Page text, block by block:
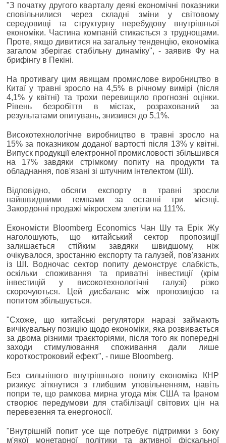
"З початку другого кварталу деякі економічні показники
сповільнилися через складні зміни у світовому
середовищі та структурну перебудову внутрішньої
економіки. Частина компаній стикається з труднощами.
Проте, якщо дивитися на загальну тенденцію, економіка
загалом зберігає стабільну динаміку", - заявив Фу на
брифінгу в Пекіні.
На противагу цим явищам промислове виробництво в
Китаї у травні зросло на 4,5% в річному вимірі (після
4,1% у квітні) та трохи перевищило прогнозні оцінки.
Рівень безробіття в містах, розрахований за
результатами опитувань, знизився до 5,1%.
Високотехнологічне виробництво в травні зросло на
15% за показником доданої вартості після 13% у квітні.
Випуск продукції електронної промисловості збільшився
на 17% завдяки стрімкому попиту на продукти та
обладнання, пов'язані зі штучним інтелектом (ШІ).
Відповідно, обсяги експорту в травні зросли
найшвидшими темпами за останні три місяці.
Закордонні продажі мікросхем злетіли на 111%.
Економісти Bloomberg Economics Чан Шу та Ерік Жу
наголошують, що китайський сектор пропозиції
залишається стійким завдяки швидшому, ніж
очікувалося, зростанню експорту та галузей, пов'язаних
із ШІ. Водночас сектор попиту демонструє слабкість,
оскільки споживання та приватні інвестиції (крім
інвестицій у високотехнологічні галузі) різко
скорочуються. Цей дисбаланс між пропозицією та
попитом збільшується.
"Схоже, що китайські регулятори наразі займають
вичікувальну позицію щодо економіки, яка розвивається
за двома різними траєкторіями, після того як попередні
заходи стимулювання споживання дали лише
короткостроковий ефект", - пише Bloomberg.
Без сильнішого внутрішнього попиту економіка КНР
ризикує зіткнутися з глибшим уповільненням, навіть
попри те, що рамкова мирна угода між США та Іраном
створює передумови для стабілізації світових цін на
перевезення та енергоносії.
"Внутрішній попит усе ще потребує підтримки з боку
м'якої монетарної політики та активної фіскальної